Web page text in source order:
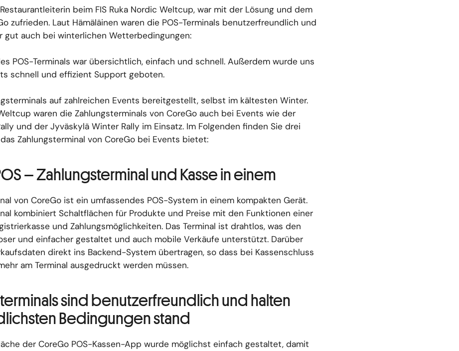
beim FIS Ruka Nordic Weltcup, war mit der Lösung und dem
zufrieden. Laut Hämäläinen waren die POS-Terminals benutzerfreundlich und
gut auch bei winterlichen Wetterbedingungen:
POS-Terminals war übersichtlich, einfach und schnell. Außerdem wurde uns
schnell und effizient Support geboten.
auf zahlreichen Events bereitgestellt, selbst im kältesten Winter.
waren die Zahlungsterminals von CoreGo auch bei Events wie der
und der Jyväskylä Winter Rally im Einsatz. Im Folgenden finden Sie drei
Zahlungsterminal von CoreGo bei Events bietet:
– Zahlungsterminal und Kasse in einem
von CoreGo ist ein umfassendes POS-System in einem kompakten Gerät.
kombiniert Schaltflächen für Produkte und Preise mit den Funktionen einer
und Zahlungsmöglichkeiten. Das Terminal ist drahtlos, was den
und einfacher gestaltet und auch mobile Verkäufe unterstützt. Darüber
direkt ins Backend-System übertragen, so dass bei Kassenschluss
am Terminal ausgedruckt werden müssen.
sind benutzerfreundlich und halten
Bedingungen stand
der CoreGo POS-Kassen-App wurde möglichst einfach gestaltet, damit